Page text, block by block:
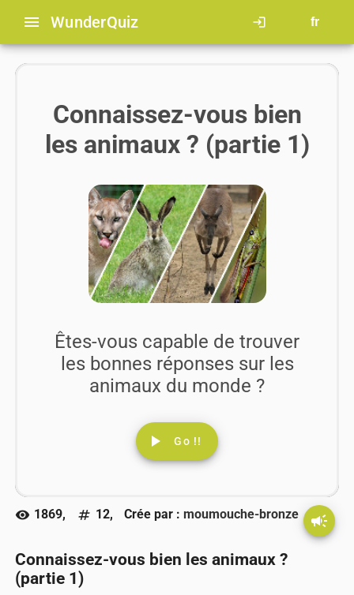
menu WunderQuiz login fr
Connaissez-vous bien
les animaux ? (partie 1)
Êtes-vous capable de trouver
les bonnes réponses sur les
animaux du monde ?
play_arrow Go !!
visibility 1869, numbers 12, Crée par : moumouche-bronze campaign
Connaissez-vous bien les animaux ?
(partie 1)